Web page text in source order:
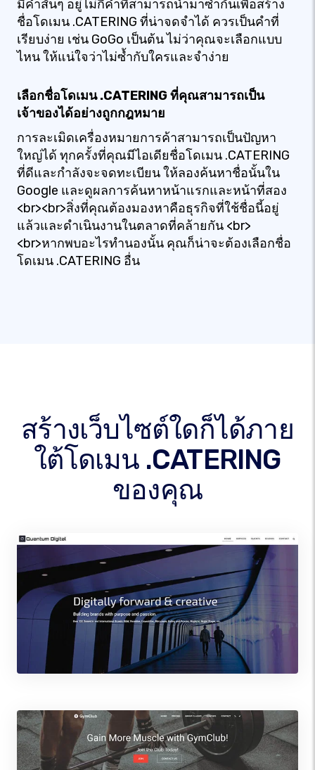
มีคำสั้นๆ อยู่ไม่กี่คำที่สามารถนำมาซ้ำกันเพื่อสร้าง
ชื่อโดเมน .CATERING ที่น่าจดจำได้ ควรเป็นคำที่
เรียบง่าย เช่น GoGo เป็นต้น ไม่ว่าคุณจะเลือกแบบ
ไหน ให้แน่ใจว่าไม่ซ้ำกับใครและจำง่าย
เลือกชื่อโดเมน .CATERING ที่คุณสามารถเป็น
เจ้าของได้อย่างถูกกฎหมาย
การละเมิดเครื่องหมายการค้าสามารถเป็นปัญหา
ใหญ่ได้ ทุกครั้งที่คุณมีไอเดียชื่อโดเมน .CATERING
ที่ดีและกำลังจะจดทะเบียน ให้ลองค้นหาชื่อนั้นใน
Google และดูผลการค้นหาหน้าแรกและหน้าที่สอง
<br><br>สิ่งที่คุณต้องมองหาคือธุรกิจที่ใช้ชื่อนี้อยู่
แล้วและดำเนินงานในตลาดที่คล้ายกัน <br>
<br>หากพบอะไรทำนองนั้น คุณก็น่าจะต้องเลือกชื่อ
โดเมน .CATERING อื่น
สร้างเว็บไซต์ใดก็ได้ภาย
ใต้โดเมน .CATERING
ของคุณ